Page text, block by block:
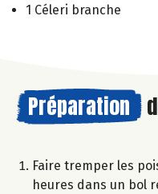
1 Céleri branche
Préparation
Faire tremper les
heures dans un bol